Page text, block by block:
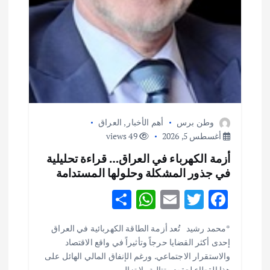
وطن برس أهم الأخبار , العراق
أغسطس 5, 2026
49 views
أزمة الكهرباء في العراق… قراءة تحليلية
في جذور المشكلة وحلولها المستدامة
F
e
b
T
w
it
te
E
m
ai
l
W
h
at
s
S
h
ar
e
*محمد رشيد تُعد أزمة الطاقة الكهربائية في العراق
إحدى أكثر القضايا حرجاً وتأثيراً في واقع الاقتصاد
والاستقرار الاجتماعي. ورغم الإنفاق المالي الهائل على
ثقافة وفنون
اختتام ورشة السينوغرافيا في مدينة كلباء الاماراتية
أغسطس 3, 2026